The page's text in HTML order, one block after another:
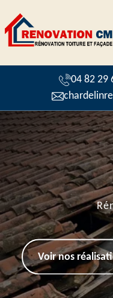
04 82 29
Voir nos